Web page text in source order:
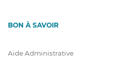
BON À SAVOIR
Aide Administrative